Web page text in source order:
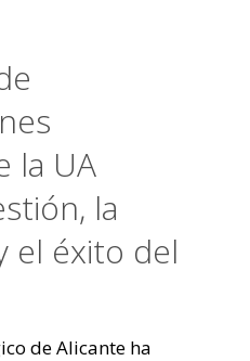
la UA
la
el éxito del
de Alicante ha